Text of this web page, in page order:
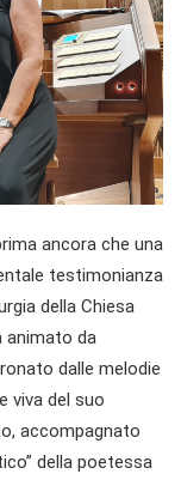
ancora che una
testimonianza
della Chiesa
animato da
dalle melodie
viva del suo
accompagnato
della poetessa